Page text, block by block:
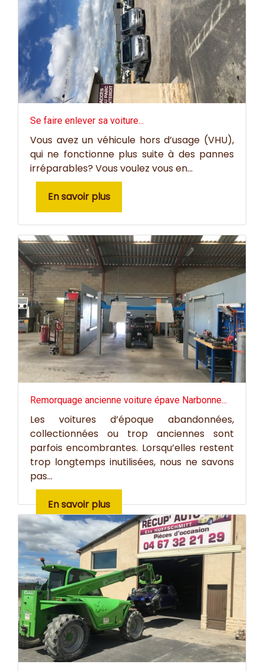
Se faire enlever sa voiture...
Vous avez un véhicule hors d’usage (VHU),
qui ne fonctionne plus suite à des pannes
irréparables? Vous voulez vous en...
En savoir plus
Remorquage ancienne voiture épave Narbonne...
Les voitures d’époque abandonnées,
collectionnées ou trop anciennes sont
parfois encombrantes. Lorsqu’elles restent
trop longtemps inutilisées, nous ne savons
pas...
En savoir plus